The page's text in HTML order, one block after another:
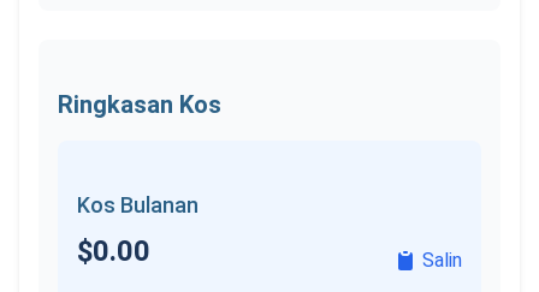
Ringkasan Kos
Kos Bulanan
$0.00 Salin